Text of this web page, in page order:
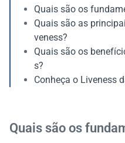
Quais são os
Quais são as
veness?
Quais são os
s?
Conheça o Liveness
Quais são os